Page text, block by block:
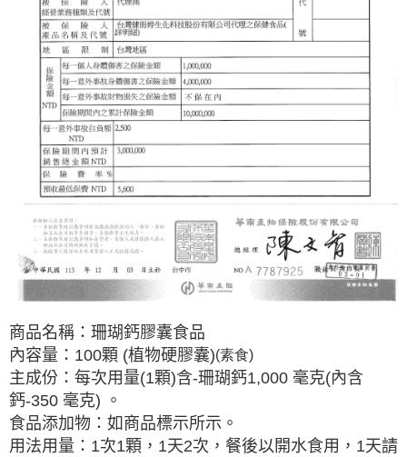
商品名稱：珊瑚鈣膠囊食品
內容量： 100顆 (植物硬膠囊)(素食)
主成份：每次用量(1顆)含-珊瑚鈣1,000 毫克(內含
鈣-350 毫克) 。
食品添加物：如商品標示所示。
用法用量： 1次1顆， 1天2次，餐後以開水食用， 1天請